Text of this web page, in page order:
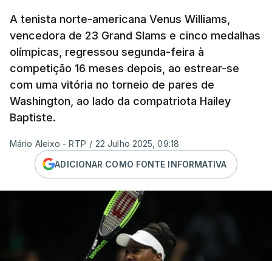
A tenista norte-americana Venus Williams,
vencedora de 23 Grand Slams e cinco medalhas
olímpicas, regressou segunda-feira à
competição 16 meses depois, ao estrear-se
com uma vitória no torneio de pares de
Washington, ao lado da compatriota Hailey
Baptiste.
Mário Aleixo - RTP / 22 Julho 2025, 09:18
ADICIONAR COMO FONTE INFORMATIVA